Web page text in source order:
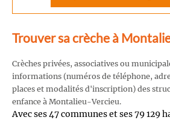
Trouver sa crèche à
Crèches privées, associatives ou
informations (numéros de téléphone,
places et modalités d'inscription) des
enfance à Montalieu-Vercieu.
Avec ses 47 communes et ses 79 129